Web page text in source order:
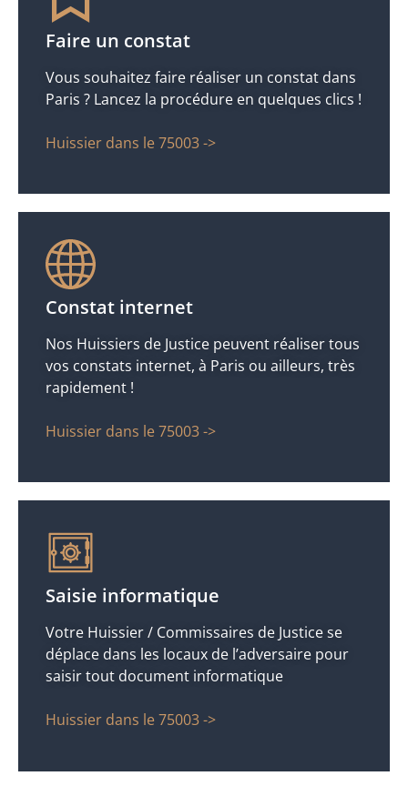
Faire un constat
Vous souhaitez faire réaliser un constat dans
Paris ? Lancez la procédure en quelques clics !
Huissier dans le 75003 ->
Constat internet
Nos Huissiers de Justice peuvent réaliser tous
vos constats internet, à Paris ou ailleurs, très
rapidement !
Huissier dans le 75003 ->
Saisie informatique
Votre Huissier / Commissaires de Justice se
déplace dans les locaux de l’adversaire pour
saisir tout document informatique
Huissier dans le 75003 ->